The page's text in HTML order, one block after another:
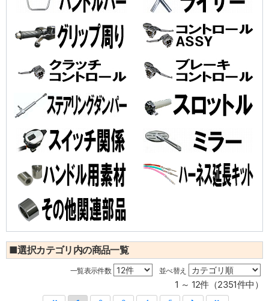
■選択カテゴリ内の商品一覧
一覧表示件数 並べ替え
1 ～ 12件（2351件中）